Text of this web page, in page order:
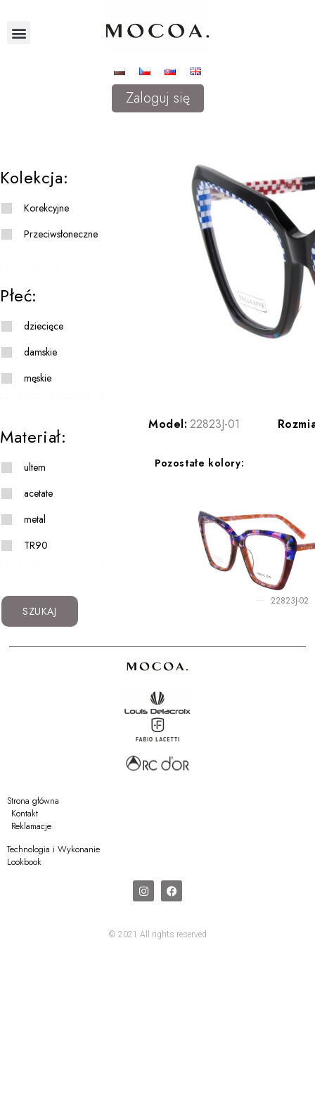
Zaloguj się
Kolekcja:
Korekcyjne
Przeciwsłoneczne
Płeć:
dziecięce
damskie
męskie
Materiał:
ultem
acetate
metal
TR90
SZUKAJ
Model: 22823J-01
Pozostałe kolory:
22823J-02
Strona główna
Kontakt
Reklamacje
Technologia i Wykonanie
Lookbook
© 2021 All rights reserved